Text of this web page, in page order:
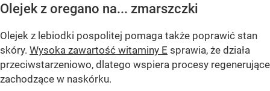
Olejek z oregano na... zmarszczki
Olejek z lebiodki pospolitej pomaga także poprawić stan
skóry. Wysoka zawartość witaminy E sprawia, że działa
przeciwstarzeniowo, dlatego wspiera procesy regenerujące
zachodzące w naskórku.